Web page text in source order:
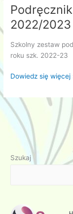
2022/2023
Szkolny zestaw
roku szk. 2022-23
Podręczniki
rok
szkolny
2022/2023
Dowiedz się więcej
Szukaj